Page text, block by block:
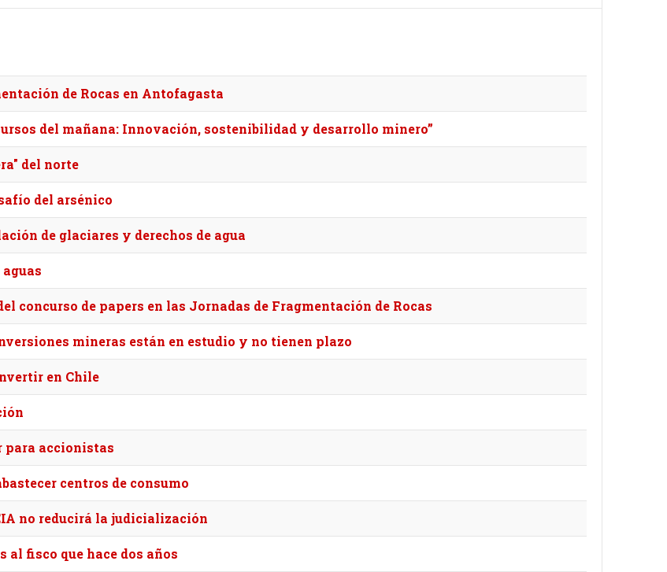
de Rocas en Antofagasta
del mañana: Innovación, sostenibilidad y desarrollo minero”
del norte
del arsénico
de glaciares y derechos de agua
concurso de papers en las Jornadas de Fragmentación de Rocas
mineras están en estudio y no tienen plazo
en Chile
para accionistas
centros de consumo
no reducirá la judicialización
fisco que hace dos años